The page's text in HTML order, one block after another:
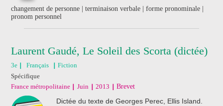
changement de personne | terminaison verbale | forme pronominale |
pronom personnel
Laurent Gaudé, Le Soleil des Scorta (dictée)
3e Français
Fiction
Spécifique
France métropolitaine
Juin 2013 Brevet
Dictée du texte de Georges Perec, Ellis Island.